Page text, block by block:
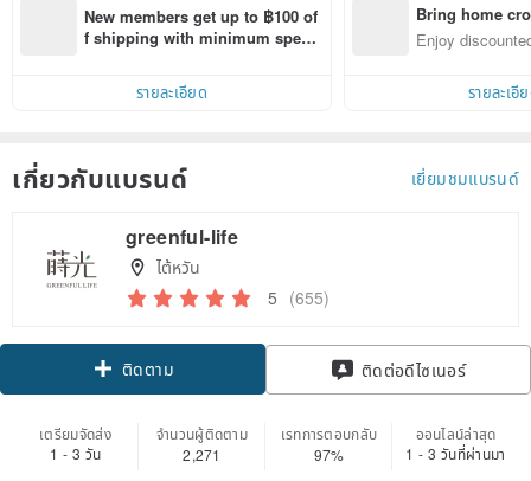
New members get up to ฿100 of
f shipping with minimum spen
within 7 days!
รายละเอียด
Bring home
n with ease
Enjoy
รายละเอี
เกี่ยวกับแบรนด์ เยี่ยมชมแบรนด์
greenful-life
ไต้หวัน
5 (655)
ติดตาม ติดต่อดีไซเนอร์
เตรียมจัดส่ง
1 - 3 วัน
จำนวนผู้ติดตาม
2,271
เรทการตอบกลับ
97%
ออนไลน์ล่าสุด
1 - 3 วันที่ผ่านมา